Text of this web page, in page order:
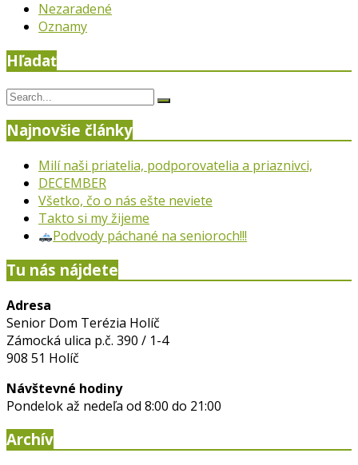
Nezaradené
Oznamy
Hľadať
Search
Search
Najnovšie články
Milí naši priatelia, podporovatelia a priaznivci,
DECEMBER
Všetko, čo o nás ešte neviete
Takto si my žijeme
Podvody páchané na senioroch!!!
Tu nás nájdete
Adresa
Senior Dom Terézia Holíč
Zámocká ulica p.č. 390 / 1-4
908 51 Holíč
Návštevné hodiny
Pondelok až nedeľa od 8:00 do 21:00
Archív